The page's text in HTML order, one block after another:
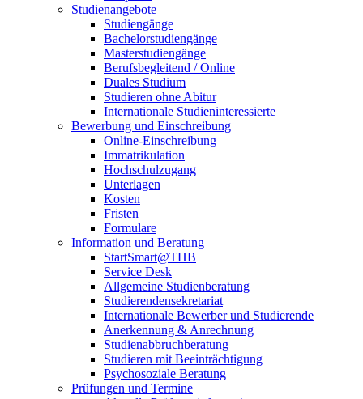
Studienangebote
Studiengänge
Bachelorstudiengänge
Masterstudiengänge
Berufsbegleitend / Online
Duales Studium
Studieren ohne Abitur
Internationale Studieninteressierte
Bewerbung und Einschreibung
Online-Einschreibung
Immatrikulation
Hochschulzugang
Unterlagen
Kosten
Fristen
Formulare
Information und Beratung
StartSmart@THB
Service Desk
Allgemeine Studienberatung
Studierendensekretariat
Internationale Bewerber und Studierende
Anerkennung & Anrechnung
Studienabbruchberatung
Studieren mit Beeinträchtigung
Psychosoziale Beratung
Prüfungen und Termine